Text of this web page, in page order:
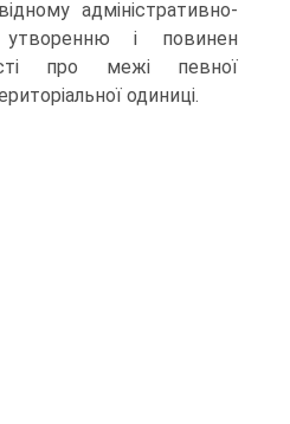
адміністративно-
утворенню і повинен
про межі певної
одиниці.